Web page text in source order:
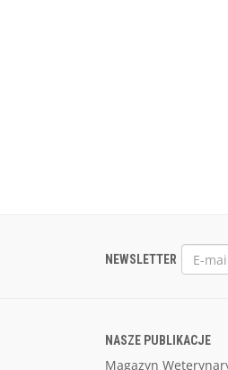
NEWSLETTER
NASZE PUBLIKACJE
Magazyn